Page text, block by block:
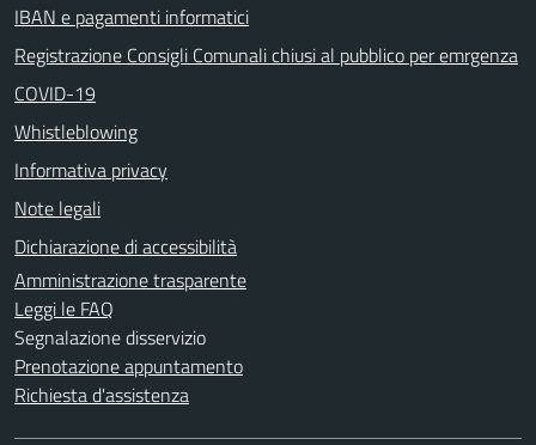
IBAN e pagamenti informatici
Registrazione Consigli Comunali chiusi al pubblico per emrgenza
COVID-19
Whistleblowing
Informativa privacy
Note legali
Dichiarazione di accessibilità
Amministrazione trasparente
Leggi le FAQ
Segnalazione disservizio
Prenotazione appuntamento
Richiesta d'assistenza